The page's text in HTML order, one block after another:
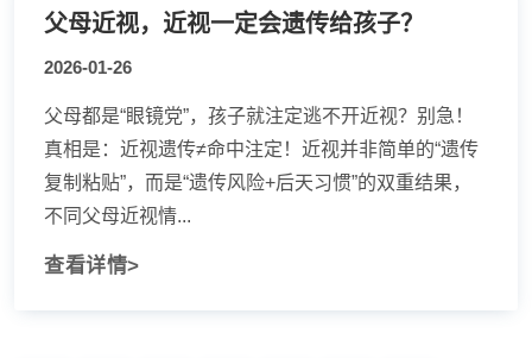
父母近视，近视一定会遗传给孩子？
2026-01-26
父母都是“眼镜党”，孩子就注定逃不开近视？别急！
真相是：近视遗传≠命中注定！近视并非简单的“遗传
复制粘贴”，而是“遗传风险+后天习惯”的双重结果，
不同父母近视情...
查看详情>